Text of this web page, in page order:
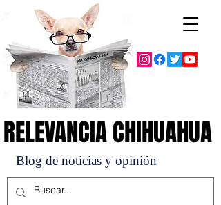
Blog de noticias y opinión
RELEVANCIA CHIHUAHUA
RELEVANCIA CHIHUAHUA